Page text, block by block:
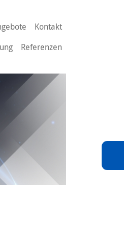
Kontakt
Referenzen